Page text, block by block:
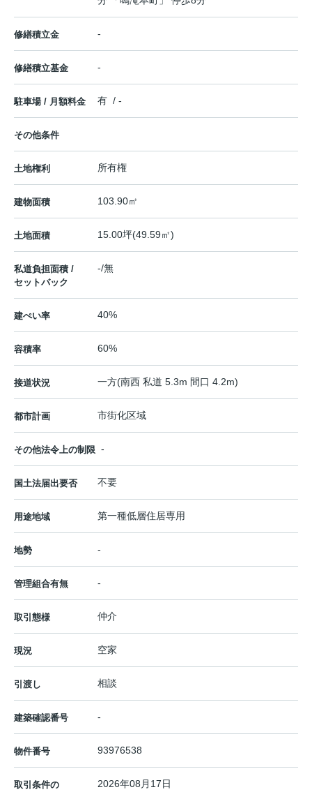
修繕積立金 -
修繕積立基金 -
駐車場 / 月額料金 有 / -
その他条件
土地権利 所有権
建物面積 103.90㎡
土地面積 15.00坪(49.59㎡)
私道負担面積 /
セットバック
-/無
建ぺい率 40%
容積率 60%
接道状況 一方(南西 私道 5.3m 間口 4.2m)
都市計画 市街化区域
その他法令上の制限 -
国土法届出要否 不要
用途地域 第一種低層住居専用
地勢 -
管理組合有無 -
取引態様 仲介
現況 空家
引渡し 相談
建築確認番号 -
物件番号 93976538
取引条件の
2026年08月17日